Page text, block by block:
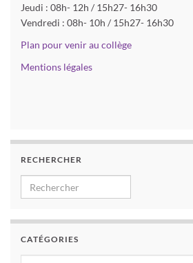
Jeudi : 08h- 12h / 15h27- 16h30
Vendredi : 08h- 10h / 15h27- 16h30
Plan pour venir au collège
Mentions légales
RECHERCHER
CATÉGORIES